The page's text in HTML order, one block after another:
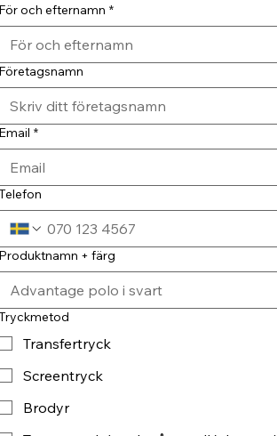
och efternamn *
*
+ färg
Transfertryck
Screentryck
Brodyr